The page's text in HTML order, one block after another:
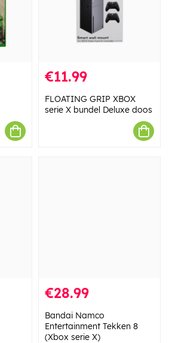
€11.99
FLOATING GRIP XBOX
serie X bundel Deluxe doos
€28.99
Bandai Namco
Entertainment Tekken 8
(Xbox serie X)